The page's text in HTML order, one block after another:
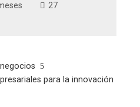
27
para la innovación